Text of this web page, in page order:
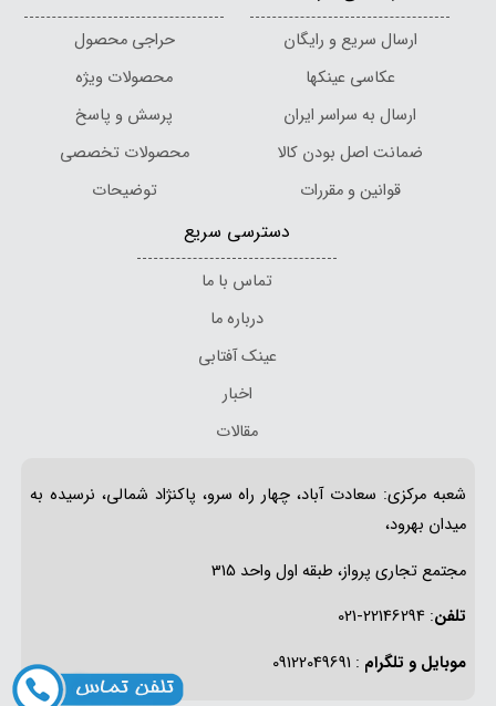
ارسال سریع و رایگان
عکاسی عینکها
ارسال به سراسر ایران
ضمانت اصل بودن کالا
قوانین و مقررات
حراجی محصول
محصولات ویژه
پرسش و پاسخ
محصولات تخصصی
توضیحات
دسترسی سریع
تماس با ما
درباره ما
عینک آفتابی
اخبار
مقالات
شعبه مرکزی: سعادت آباد، چهار راه سرو، پاکنژاد شمالی، نرسیده به
میدان بهرود،
مجتمع تجاری پرواز، طبقه اول واحد 315
تلفن: 22146294-021
موبایل و تلگرام : 09122049691